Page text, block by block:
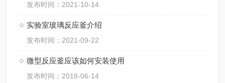
发布时间：2021-10-14
实验室玻璃反应釜介绍
发布时间：2021-09-22
微型反应釜应该如何安装使用
发布时间：2018-06-14